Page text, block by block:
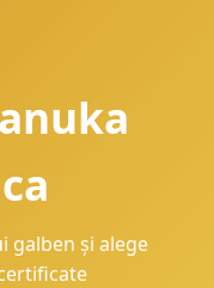
galben și alege